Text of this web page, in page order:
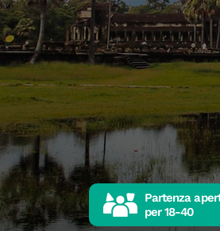
Partenza
per18-40